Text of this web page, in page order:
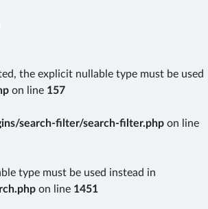
the explicit nullable type must be used
on line 157
search-filter/search-filter.php on line
type must be used instead in
on line 1451